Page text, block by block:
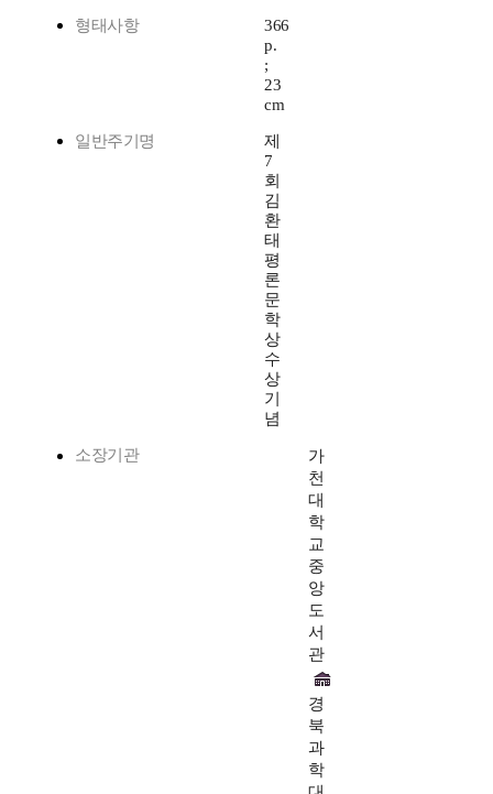
형태사항
366
p.
;
23
cm
일반주기명
제
7
회
김
환
태
평
론
문
학
상
수
상
기
념
소장기관
가
천
대
학
교
중
앙
도
서
관
경
북
과
학